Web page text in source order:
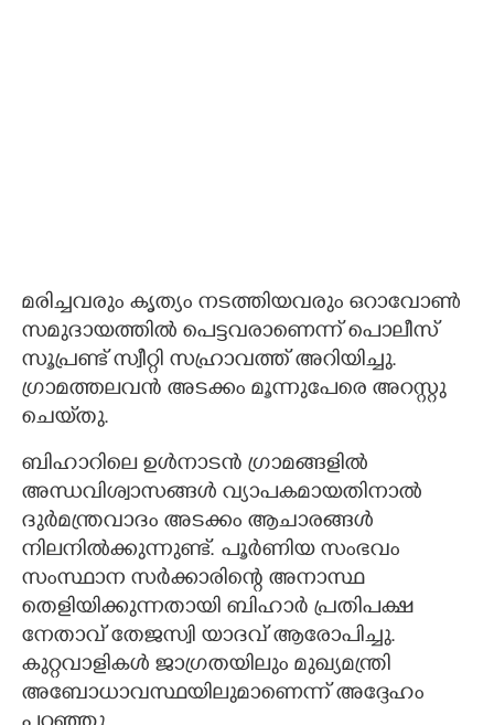
മരിച്ചവരും കൃത്യം നടത്തിയവരും ഒറാവോൺ
സമുദായത്തിൽ പെട്ടവരാണെന്ന് പൊലീസ്
സൂപ്രണ്ട് സ്വീറ്റി സഹ്രാവത്ത് അറിയിച്ചു.
ഗ്രാമത്തലവൻ അടക്കം മൂന്നുപേരെ അറസ്റ്റു
ചെയ്‌തു.
ബിഹാറിലെ ഉൾനാടൻ ഗ്രാമങ്ങളിൽ
അന്ധവിശ്വാസങ്ങൾ വ്യാപകമായതിനാൽ
ദുർമന്ത്രവാദം അടക്കം ആചാരങ്ങൾ
നിലനിൽക്കുന്നുണ്ട്. പൂർണിയ സംഭവം
സംസ്ഥാന സർക്കാരിന്റെ അനാസ്ഥ
തെളിയിക്കുന്നതായി ബിഹാർ പ്രതിപക്ഷ
നേതാവ് തേജസ്വി യാദവ് ആരോപിച്ചു.
കുറ്റവാളികൾ ജാഗ്രതയിലും മുഖ്യമന്ത്രി
അബോധാവസ്ഥയിലുമാണെന്ന് അദ്ദേഹം